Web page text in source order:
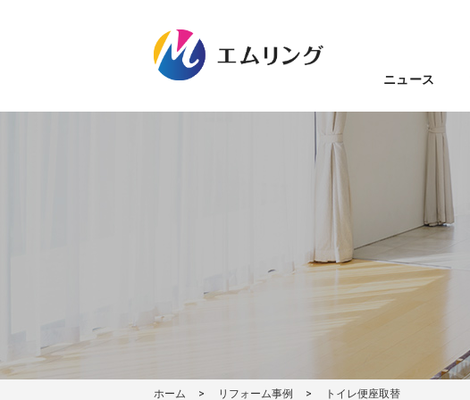
ニュース
ホーム リフォーム事例 トイレ便座取替